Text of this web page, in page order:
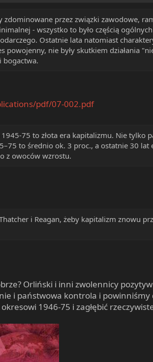
zdominowane przez związki zawodowe,
- wszystko to było częścią
Ostatnie lata natomiast
powojenny, nie były skutkiem działania
bogactwa.
pdf/07-002.pdf
75 to złota era kapitalizmu. Nie tylko
to średnio ok. 3 proc., a ostatnie 30
z owoców wzrostu.
i Reagan, żeby kapitalizm znowu
Orliński i inni zwolennicy
i państwowa kontrola i
1946-75 i zagłębić